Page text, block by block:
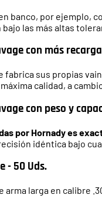
banco, por ejemplo,
bajo las más altas
con más
fabrica sus propias
calidad, a
con peso y
por Hornady es
idéntica bajo
- 50 Uds.
arma larga en calibre